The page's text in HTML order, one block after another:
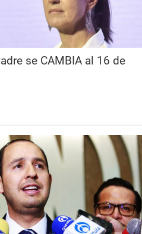
se CAMBIA al 16 de